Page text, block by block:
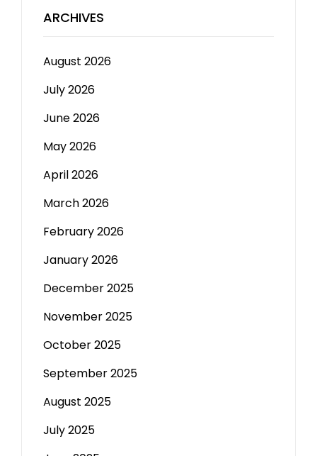
ARCHIVES
August 2026
July 2026
June 2026
May 2026
April 2026
March 2026
February 2026
January 2026
December 2025
November 2025
October 2025
September 2025
August 2025
July 2025